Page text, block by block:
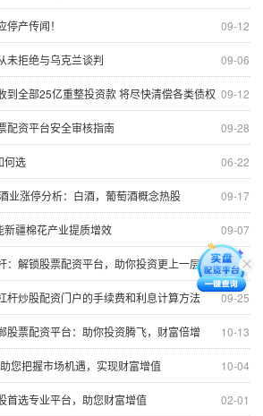
09-12
产传闻！
09-06
未拒绝与乌克兰谈判
09-12
到全部25亿重整投资款 将尽快清偿各类债权
09-28
配资平台安全审核指南
06-22
何选
09-17
业涨停分析：白酒，葡萄酒概念热股
09-07
疆棉花产业提质增效
11-14
：解锁股票配资平台，助你投资更上一层楼
09-25
杆炒股配资门户的手续费和利息计算方法
10-13
股票配资平台：助你投资腾飞，财富倍增
10-04
您把握市场机遇，实现财富增值
02-01
首选专业平台，助您财富增值